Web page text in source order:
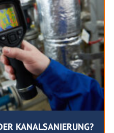
KANALSANIERUNG?